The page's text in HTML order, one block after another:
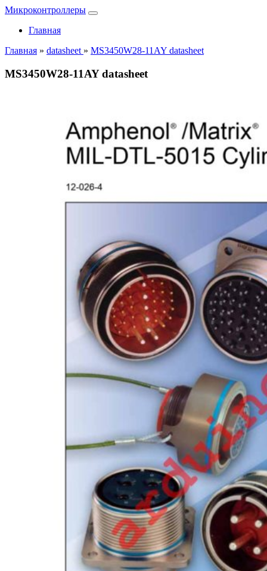
Микроконтроллеры
Главная
Главная » datasheet » MS3450W28-11AY datasheet
MS3450W28-11AY datasheet